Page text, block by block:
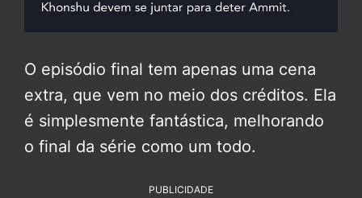
O episódio final tem apenas uma cena
extra, que vem no meio dos créditos. Ela
é simplesmente fantástica, melhorando
o final da série como um todo.
PUBLICIDADE